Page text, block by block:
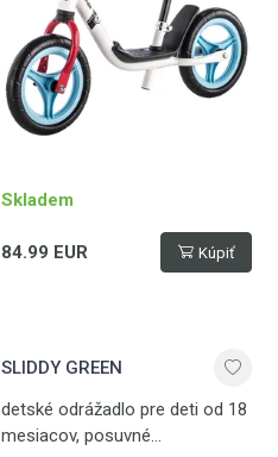
Skladem
84.99 EUR Kúpiť
SLIDDY GREEN
detské odrážadlo pre deti od 18
mesiacov, posuvné